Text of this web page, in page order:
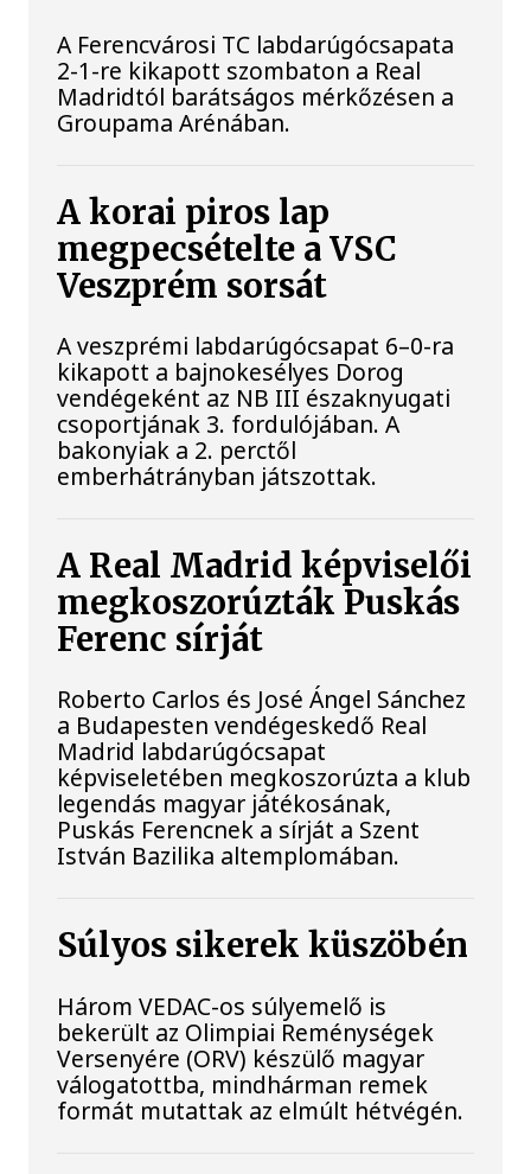
A Ferencvárosi TC labdarúgócsapata
2-1-re kikapott szombaton a Real
Madridtól barátságos mérkőzésen a
Groupama Arénában.
A korai piros lap
megpecsételte a VSC
Veszprém sorsát
A veszprémi labdarúgócsapat 6–0-ra
kikapott a bajnokesélyes Dorog
vendégeként az NB III északnyugati
csoportjának 3. fordulójában. A
bakonyiak a 2. perctől
emberhátrányban játszottak.
A Real Madrid képviselői
megkoszorúzták Puskás
Ferenc sírját
Roberto Carlos és José Ángel Sánchez
a Budapesten vendégeskedő Real
Madrid labdarúgócsapat
képviseletében megkoszorúzta a klub
legendás magyar játékosának,
Puskás Ferencnek a sírját a Szent
István Bazilika altemplomában.
Súlyos sikerek küszöbén
Három VEDAC-os súlyemelő is
bekerült az Olimpiai Reménységek
Versenyére (ORV) készülő magyar
válogatottba, mindhárman remek
formát mutattak az elmúlt hétvégén.